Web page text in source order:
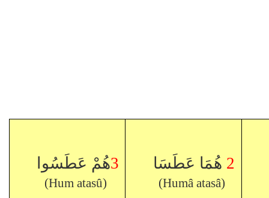
هُمْ عَطَسُوا3
(Hum atasû)
هُمَا عَطَسَا 2
(Humâ atasâ)